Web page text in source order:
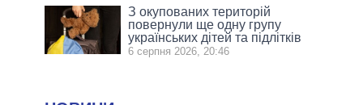
З окупованих територій
повернули ще одну групу
українських дітей та підлітків
6 серпня 2026, 20:46